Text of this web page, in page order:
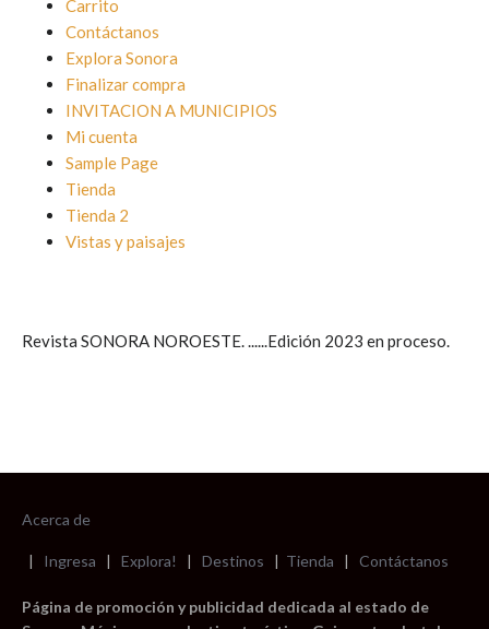
Carrito
Contáctanos
Explora Sonora
Finalizar compra
INVITACION A MUNICIPIOS
Mi cuenta
Sample Page
Tienda
Tienda 2
Vistas y paisajes
Revista SONORA NOROESTE. ......Edición 2023 en proceso.
Acerca de
| Ingresa | Explora! | Destinos | Tienda | Contáctanos
Página de promoción y publicidad dedicada al estado de